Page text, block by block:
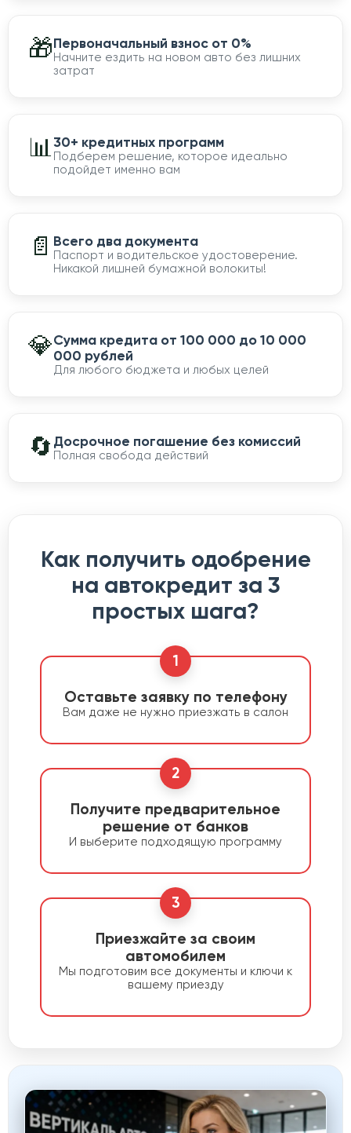
🎁Первоначальный взнос от 0%
Начните ездить на новом авто без лишних
затрат
📊30+ кредитных программ
Подберем решение, которое идеально
подойдет именно вам
📄 Всего два документа
Паспорт и водительское удостоверение.
Никакой лишней бумажной волокиты!
💎Сумма кредита от 100 000 до 10 000
000 рублей
Для любого бюджета и любых целей
🔄 Досрочное погашение без комиссий
Полная свобода действий
Как получить одобрение
на автокредит за 3
простых шага?
1
Оставьте заявку по телефону
Вам даже не нужно приезжать в салон
2
Получите предварительное
решение от банков
И выберите подходящую программу
3
Приезжайте за своим
автомобилем
Мы подготовим все документы и ключи к
вашему приезду